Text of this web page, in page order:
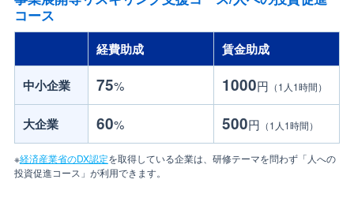
コース
経費助成 賃金助成
中小企業 75% 1000円 （1人1時間）
大企業 60% 500円 （1人1時間）
※経済産業省のDX認定を取得している企業は、研修テーマを問わず「人への
投資促進コース」が利用できます。